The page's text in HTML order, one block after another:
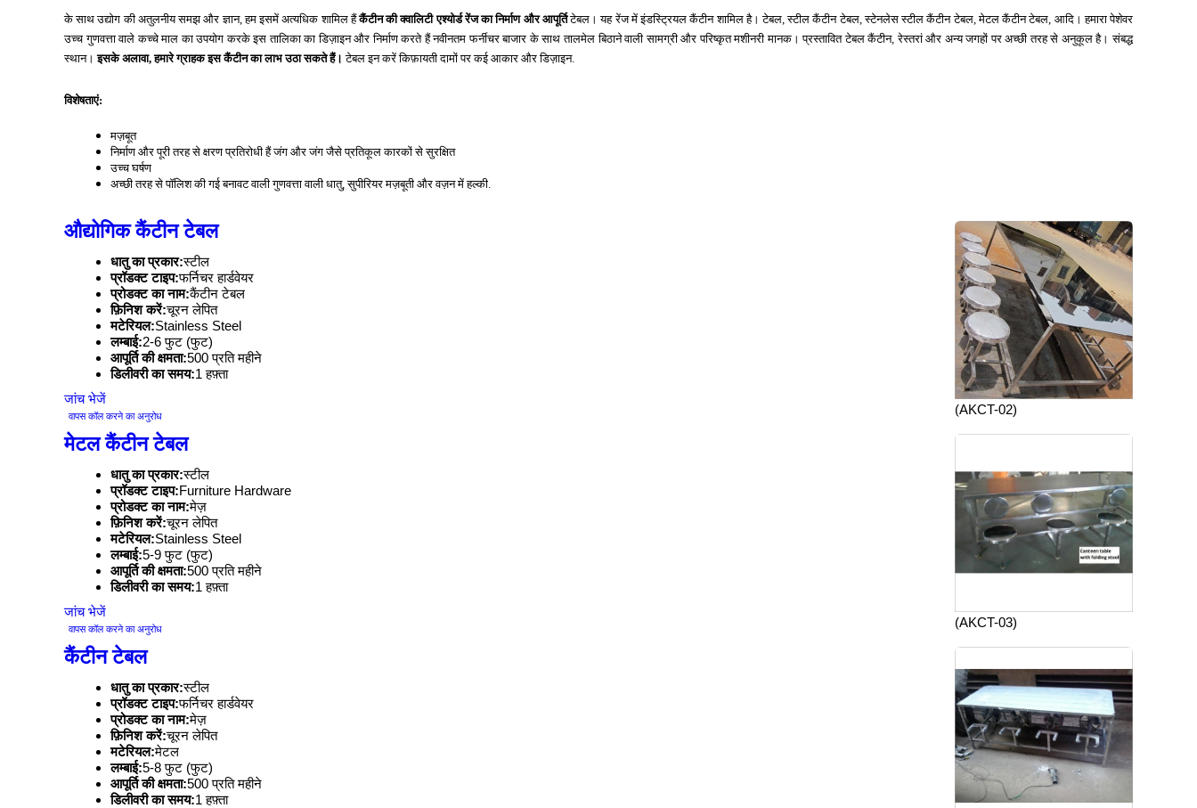
के साथ उद्योग की अतुलनीय समझ और ज्ञान, हम इसमें अत्यधिक शामिल हैंकैंटीन की क्वालिटी एश्योर्ड रेंज का निर्माण और आपूर्तिटेबल।यह रेंजमें इंडस्ट्रियल कैंटीन शामिल है। टेबल, स्टील कैंटीन टेबल, स्टेनलेस स्टील कैंटीन टेबल, मेटल कैंटीन टेबल, आदि। हमारा पेशेवर
उच्च गुणवत्ता वाले कच्चे माल का उपयोग करके इस तालिका का डिज़ाइन और निर्माण करते हैं नवीनतम फर्नीचर बाजार के साथ तालमेल बिठाने वाली सामग्री और परिष्कृत मशीनरी मानक। प्रस्तावित टेबल कैंटीन, रेस्तरां और अन्य जगहों पर अच्छी तरह से अनुकूल है। संबद्ध
स्थान।इसके अलावा, हमारे ग्राहक इस कैंटीन का लाभ उठा सकते हैं।टेबल इन करें किफ़ायती दामों पर कई आकार और डिज़ाइन.
विशेषताएं:
मज़बूत
निर्माण और पूरी तरह से क्षरण प्रतिरोधी हैं जंग और जंग जैसे प्रतिकूल कारकों से सुरक्षित
उच्च घर्षण
अच्छी तरह से पॉलिश की गई बनावट वाली गुणवत्ता वाली धातु, सुपीरियरमज़बूती और वज़न में हल्की.
(AKCT-02)
औद्योगिक कैंटीन टेबल
धातु का प्रकार:स्टील
प्रॉडक्ट टाइप:फर्निचर हार्डवेयर
प्रोडक्ट का नाम:कैंटीन टेबल
फ़िनिश करें:चूरन लेपित
मटेरियल:Stainless Steel
लम्बाई:2-6 फुट (फुट)
आपूर्ति की क्षमता:500 प्रति महीने
डिलीवरी का समय:1 हफ़्ता
जांच भेजें
वापस कॉल करने का अनुरोध
(AKCT-03)
मेटल कैंटीन टेबल
धातु का प्रकार:स्टील
प्रॉडक्ट टाइप:Furniture Hardware
प्रोडक्ट का नाम:मेज़
फ़िनिश करें:चूरन लेपित
मटेरियल:Stainless Steel
लम्बाई:5-9 फुट (फुट)
आपूर्ति की क्षमता:500 प्रति महीने
डिलीवरी का समय:1 हफ़्ता
जांच भेजें
वापस कॉल करने का अनुरोध
कैंटीन टेबल
धातु का प्रकार:स्टील
प्रॉडक्ट टाइप:फर्निचर हार्डवेयर
प्रोडक्ट का नाम:मेज़
फ़िनिश करें:चूरन लेपित
मटेरियल:मेटल
लम्बाई:5-8 फुट (फुट)
आपूर्ति की क्षमता:500 प्रति महीने
डिलीवरी का समय:1 हफ़्ता